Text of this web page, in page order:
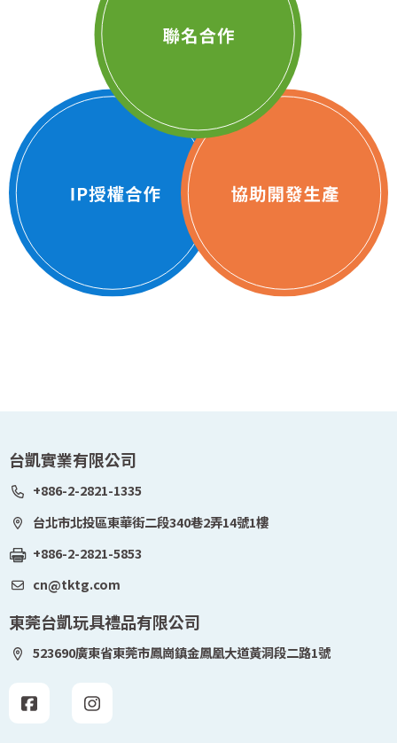
台凱實業有限公司
+886-2-2821-1335
台北市北投區東華街二段340巷2弄14號1樓
+886-2-2821-5853
cn@tktg.com
東莞台凱玩具禮品有限公司
523690廣東省東莞市鳳崗鎮金鳳凰大道黃洞段二路1號